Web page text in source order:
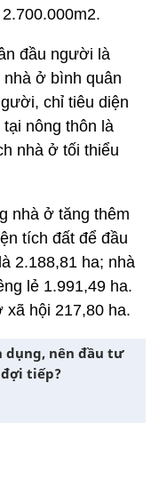
đầu người là
ở bình quân
chỉ tiêu diện
nông thôn là
nhà ở tối thiểu
nhà ở tăng thêm
tích đất để đầu
2.188,81 ha; nhà
lẻ 1.991,49 ha.
xã hội 217,80 ha.
dụng, nên đầu tư
tiếp?